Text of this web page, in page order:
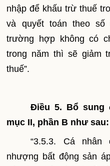
nhập để khấu trừ thuế
và quyết toán theo
trường hợp không có
trong năm thì sẽ giảm
thuế”.
Điều 5. Bổ sung
mục II, phần B như sau:
“3.5.3. Cá nhân
nhượng bất động sản